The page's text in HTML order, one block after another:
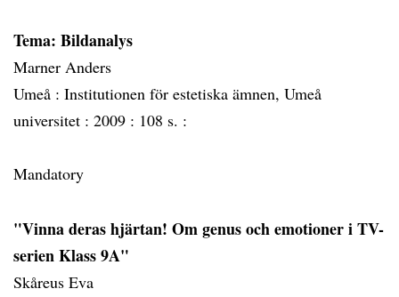
Tema: Bildanalys
Marner Anders
Umeå : Institutionen för estetiska ämnen, Umeå
universitet : 2009 : 108 s. :
Mandatory
"Vinna deras hjärtan! Om genus och emotioner i TV-
serien Klass 9A"
Skåreus Eva